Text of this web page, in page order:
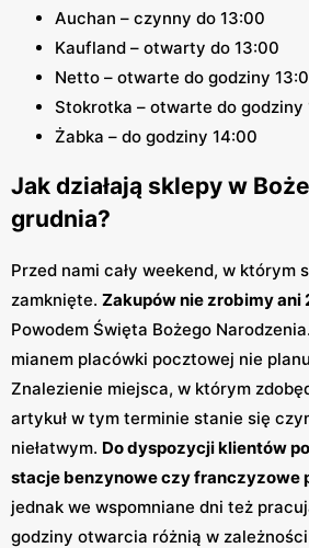
Auchan – czynny do 13:00
Kaufland – otwarty do 13:00
Netto – otwarte do godziny
Stokrotka – otwarte do godziny
Żabka – do godziny 14:00
Jak działają sklepy w
grudnia?
Przed nami cały weekend, w którym
zamknięte. Zakupów nie zrobimy ani
Powodem Święta Bożego
mianem placówki pocztowej nie
Znalezienie miejsca, w którym
artykuł w tym terminie stanie się
niełatwym. Do dyspozycji klientów
stacje benzynowe czy franczyzowe
jednak we wspomniane dni też
godziny otwarcia różnią w